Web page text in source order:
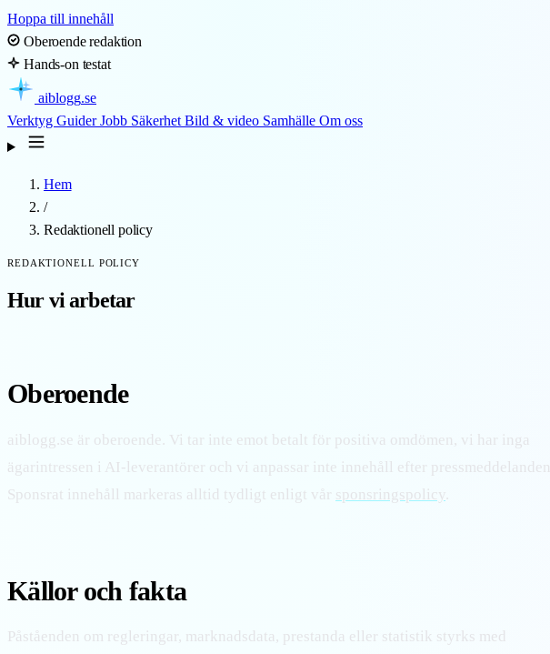
Hoppa till innehåll
Oberoende redaktion
Hands-on testat
aiblogg.se
Verktyg GuiderJobb Säkerhet Bild & video Samhälle Om oss
Hem
/
Redaktionell policy
REDAKTIONELL POLICY
Hur vi arbetar
Oberoende
aiblogg.se är oberoende. Vi tar inte emot betalt för positiva omdömen, vi har inga
ägarintressen i AI-leverantörer och vi anpassar inte innehåll efter pressmeddelanden.
Sponsrat innehåll markeras alltid tydligt enligt vår sponsringspolicy
Källor och fakta
Påståenden om regleringar, marknadsdata, prestanda eller statistik styrks med